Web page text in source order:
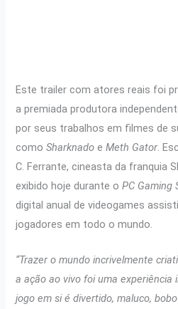
Este trailer com atores reais foi
a premiada produtora
por seus trabalhos em filmes de
comoSharknado eMeth Gator.
C. Ferrante, cineasta da franquia
exibido hoje durante o PC Gaming
digital anual de videogames
jogadores em todo o mundo.
“Trazer o mundo incrivelmente
a ação ao vivo foi uma experiência
jogo em si é divertido, maluco,